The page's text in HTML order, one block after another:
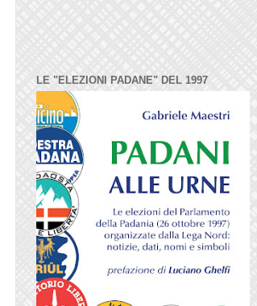
LE "ELEZIONI PADANE" DEL 1997